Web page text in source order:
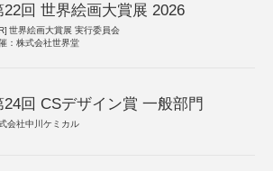
22回 世界絵画大賞展 2026
世界絵画大賞展 実行委員会
：株式会社世界堂
24回 CSデザイン賞 一般部門
会社中川ケミカル